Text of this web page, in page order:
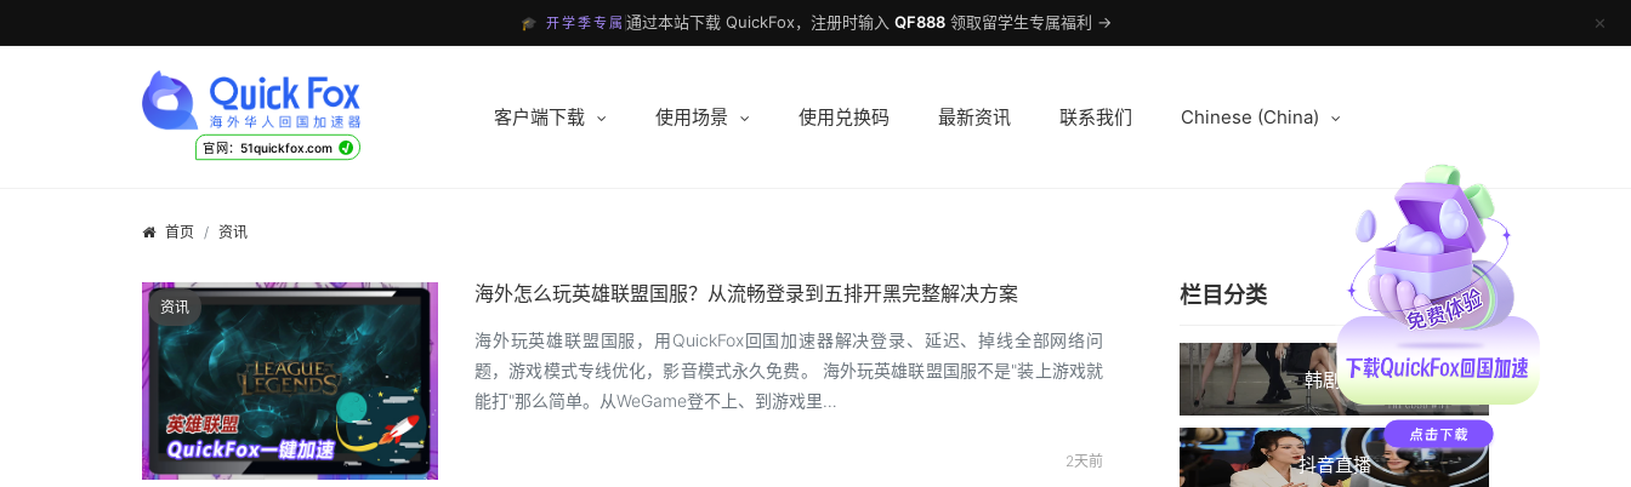
🎓 开学季专属 通过本站下载 QuickFox，注册时输入 QF888领取留学生专属福利 → ✕
官网：51quickfox.com √
客户端下载 使用场景 使用兑换码 最新资讯 联系我们 Chinese (China)
首页 资讯
资讯
海外怎么玩英雄联盟国服？从流畅登录到五排开黑完整解决方案
海外玩英雄联盟国服，用QuickFox回国加速器解决登录、延迟、掉线全部网络问
题，游戏模式专线优化，影音模式永久免费。 海外玩英雄联盟国服不是"装上游戏就
能打"那么简单。从WeGame登不上、到游戏里…
2天前
栏目分类
韩剧TV
抖音直播